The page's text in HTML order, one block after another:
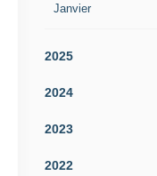
Janvier
2025
2024
2023
2022